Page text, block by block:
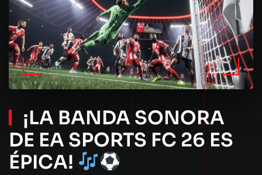
¡LA BANDA SONORA
DE EA SPORTS FC 26 ES
ÉPICA!